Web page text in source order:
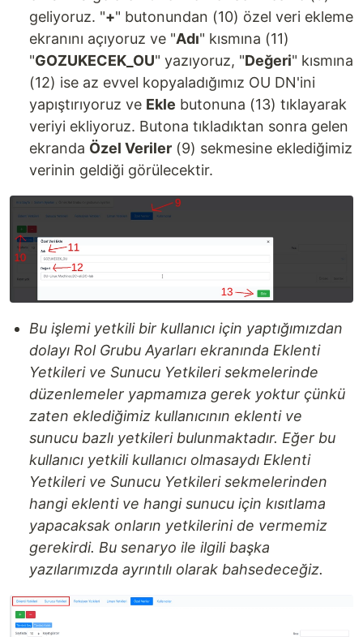
geliyoruz. "+" butonundan (10) özel veri ekleme
ekranını açıyoruz ve "Adı" kısmına (11)
"GOZUKECEK_OU" yazıyoruz, "Değeri" kısmına
(12) ise az evvel kopyaladığımız OU DN'ini
yapıştırıyoruz ve Ekle butonuna (13) tıklayarak
veriyi ekliyoruz. Butona tıkladıktan sonra gelen
ekranda Özel Veriler (9) sekmesine eklediğimiz
verinin geldiği görülecektir.
Bu işlemi yetkili bir kullanıcı için yaptığımızdan
dolayı Rol Grubu Ayarları ekranında Eklenti
Yetkileri ve Sunucu Yetkileri sekmelerinde
düzenlemeler yapmamıza gerek yoktur çünkü
zaten eklediğimiz kullanıcının eklenti ve
sunucu bazlı yetkileri bulunmaktadır. Eğer bu
kullanıcı yetkili kullanıcı olmasaydı Eklenti
Yetkileri ve Sunucu Yetkileri sekmelerinden
hangi eklenti ve hangi sunucu için kısıtlama
yapacaksak onların yetkilerini de vermemiz
gerekirdi. Bu senaryo ile ilgili başka
yazılarımızda ayrıntılı olarak bahsedeceğiz.